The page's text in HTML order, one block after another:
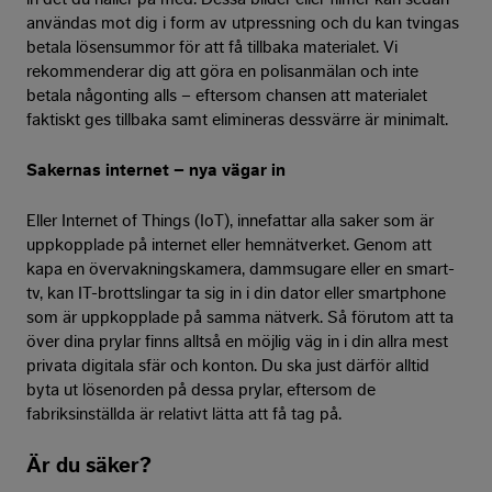
användas mot dig i form av utpressning och du kan tvingas
betala lösensummor för att få tillbaka materialet. Vi
rekommenderar dig att göra en polisanmälan och inte
betala någonting alls – eftersom chansen att materialet
faktiskt ges tillbaka samt elimineras dessvärre är minimalt.
Sakernas internet – nya vägar in
Eller Internet of Things (IoT), innefattar alla saker som är
uppkopplade på internet eller hemnätverket. Genom att
kapa en övervakningskamera, dammsugare eller en smart-
tv, kan IT-brottslingar ta sig in i din dator eller smartphone
som är uppkopplade på samma nätverk. Så förutom att ta
över dina prylar finns alltså en möjlig väg in i din allra mest
privata digitala sfär och konton. Du ska just därför alltid
byta ut lösenorden på dessa prylar, eftersom de
fabriksinställda är relativt lätta att få tag på.
Är du säker?